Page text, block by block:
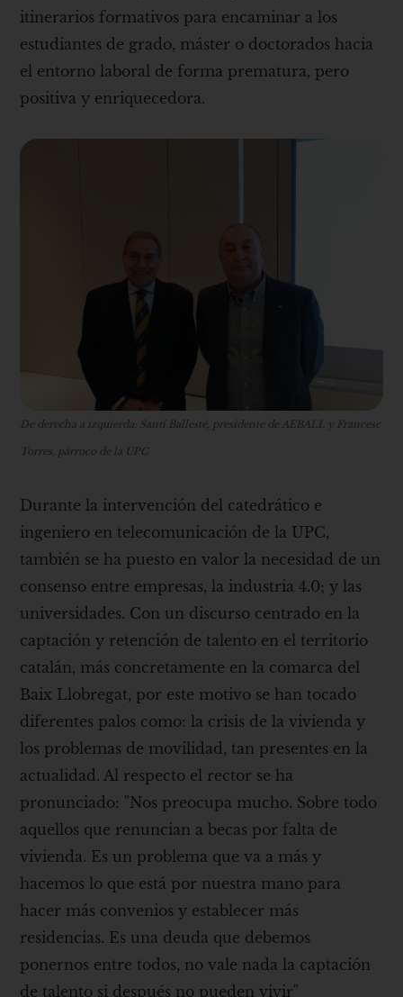
itinerarios formativos para encaminar a los
estudiantes de grado, máster o doctorados hacia
el entorno laboral de forma prematura, pero
positiva y enriquecedora.
De derecha a izquierda: Santi Ballesté, presidente de AEBALL y Francesc
Torres, párroco de la UPC
Durante la intervención del catedrático e
ingeniero en telecomunicación de la UPC,
también se ha puesto en valor la necesidad de un
consenso entre empresas, la industria 4.0; y las
universidades. Con un discurso centrado en la
captación y retención de talento en el territorio
catalán, más concretamente en la comarca del
Baix Llobregat, por este motivo se han tocado
diferentes palos como: la crisis de la vivienda y
los problemas de movilidad, tan presentes en la
actualidad. Al respecto el rector se ha
pronunciado: "Nos preocupa mucho. Sobre todo
aquellos que renuncian a becas por falta de
vivienda. Es un problema que va a más y
hacemos lo que está por nuestra mano para
hacer más convenios y establecer más
residencias. Es una deuda que debemos
ponernos entre todos, no vale nada la captación
de talento si después no pueden vivir"